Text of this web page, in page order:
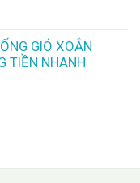
GIÓ XOẮN
TIỀN NHANH